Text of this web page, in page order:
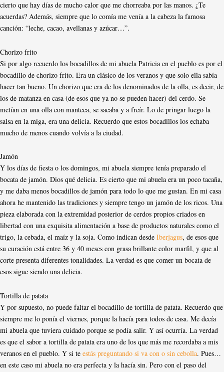
cierto que hay días de mucho calor que me chorreaba por las manos. ¿Te
acuerdas? Además, siempre que lo comía me venía a la cabeza la famosa
canción: “leche, cacao, avellanas y azúcar…”.
Chorizo frito
Si por algo recuerdo los bocadillos de mi abuela Patricia en el pueblo es por el
bocadillo de chorizo frito. Era un clásico de los veranos y que solo ella sabía
hacer tan bueno. Un chorizo que era de los denominados de la olla, es decir, de
los de matanza en casa (de esos que ya no se pueden hacer) del cerdo. Se
metían en una olla con manteca, se sacaba y a freír. Lo de pringar luego la
salsa en la miga, era una delicia. Recuerdo que estos bocadillos los echaba
mucho de menos cuando volvía a la ciudad.
Jamón
Y los días de fiesta o los domingos, mi abuela siempre tenía preparado el
bocata de jamón. Dios qué delicia. Es cierto que mi abuela era un poco tacaña,
y me daba menos bocadillos de jamón para todo lo que me gustan. En mi casa
ahora he mantenido las tradiciones y siempre tengo un jamón de los ricos. Una
pieza elaborada con la extremidad posterior de cerdos propios criados en
libertad con una exquisita alimentación a base de productos naturales como el
trigo, la cebada, el maíz y la soja. Como indican desde Iberjagus, de esos que
su curación está entre 36 y 40 meses con grasa brillante color marfil, y que al
corte presenta diferentes tonalidades. La verdad es que comer un bocata de
esos sigue siendo una delicia.
Tortilla de patata
Y por supuesto, no puede faltar el bocadillo de tortilla de patata. Recuerdo que
siempre me lo ponía el viernes, porque la hacía para todos de casa. Me decía
mi abuela que tuviera cuidado porque se podía salir. Y así ocurría. La verdad
es que el sabor a tortilla de patata era uno de los que más me recordaba a mis
veranos en el pueblo. Y si te estás preguntando si va con o sin cebolla. Pues…
en este caso mi abuela no era perfecta y la hacía sin. Pero con el paso del